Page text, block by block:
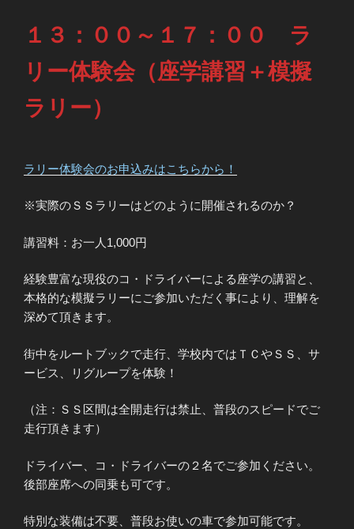
１３：００～１７：００ ラ
リー体験会（座学講習＋模擬
ラリー）
ラリー体験会のお申込みはこちらから！
※実際のＳＳラリーはどのように開催されるのか？
講習料：お一人1,000円
経験豊富な現役のコ・ドライバーによる座学の講習と、
本格的な模擬ラリーにご参加いただく事により、理解を
深めて頂きます。
街中をルートブックで走行、学校内ではＴＣやＳＳ、サ
ービス、リグループを体験！
（注：ＳＳ区間は全開走行は禁止、普段のスピードでご
走行頂きます）
ドライバー、コ・ドライバーの２名でご参加ください。
後部座席への同乗も可です。
特別な装備は不要、普段お使いの車で参加可能です。